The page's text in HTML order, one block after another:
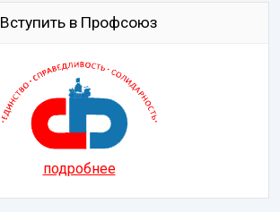
Вступить в Профсоюз
подробнее